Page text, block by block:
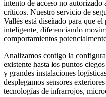
intento de acceso no autorizado
críticos. Nuestro servicio de
Vallès está diseñado para que
inteligente, diferenciando
comportamientos
Analizamos contigo la
existente hasta los puntos
y grandes instalaciones
desplegamos sensores
tecnologías de infrarrojos,